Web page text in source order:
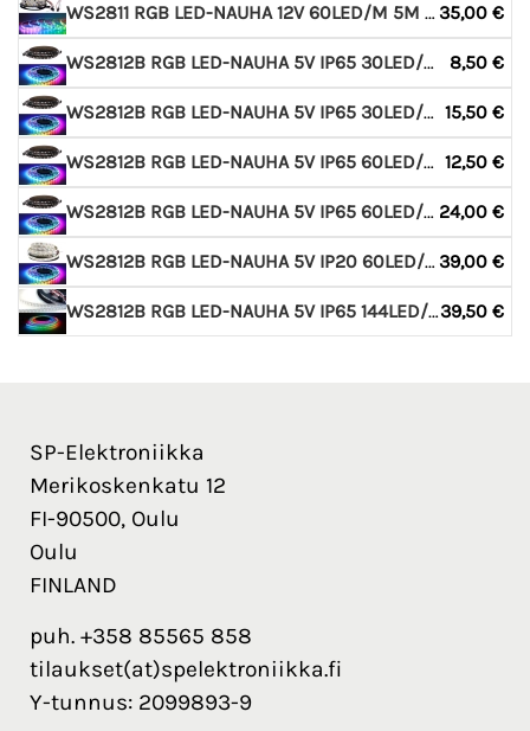
WS2811 RGB LED-NAUHA 12V 60LED/M 5M + OHJAIN
35,00 €
WS2812B RGB LED-NAUHA 5V IP65 30LED/M 1M8,50 €
WS2812B RGB LED-NAUHA 5V IP65 30LED/M 2M15,50 €
WS2812B RGB LED-NAUHA 5V IP65 60LED/M 1M12,50 €
WS2812B RGB LED-NAUHA 5V IP65 60LED/M 2M24,00 €
WS2812B RGB LED-NAUHA 5V IP20 60LED/M 5M39,00 €
WS2812B RGB LED-NAUHA 5V IP65 144LED/M 2M
39,50 €
SP-Elektroniikka
Merikoskenkatu 12
FI-90500, Oulu
Oulu
FINLAND
puh. +358 85565 858
tilaukset(at)spelektroniikka.fi
Y-tunnus: 2099893-9